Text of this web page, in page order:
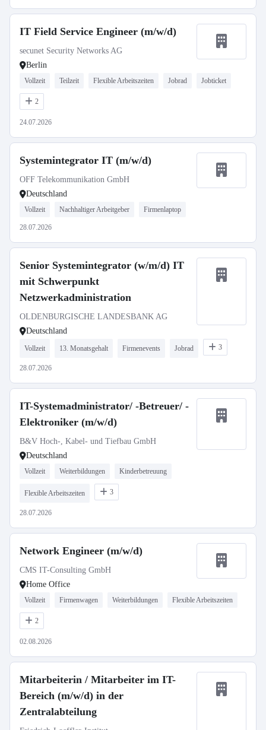
IT Field Service Engineer (m/w/d)
secunet Security Networks AG
Berlin
Vollzeit Teilzeit Flexible Arbeitszeiten Jobrad Jobticket
2
24.07.2026
Systemintegrator IT (m/w/d)
OFF Telekommunikation GmbH
Deutschland
Vollzeit Nachhaltiger Arbeitgeber Firmenlaptop
28.07.2026
Senior Systemintegrator (w/m/d) IT
mit Schwerpunkt
Netzwerkadministration
OLDENBURGISCHE LANDESBANK AG
Deutschland
Vollzeit 13. Monatsgehalt Firmenevents Jobrad 3
28.07.2026
IT-Systemadministrator/ -Betreuer/ -
Elektroniker (m/w/d)
B&V Hoch-, Kabel- und Tiefbau GmbH
Deutschland
Vollzeit Weiterbildungen Kinderbetreuung
Flexible Arbeitszeiten 3
28.07.2026
Network Engineer (m/w/d)
CMS IT-Consulting GmbH
Home Office
Vollzeit Firmenwagen Weiterbildungen Flexible Arbeitszeiten
2
02.08.2026
Mitarbeiterin / Mitarbeiter im IT-
Bereich (m/w/d) in der
Zentralabteilung